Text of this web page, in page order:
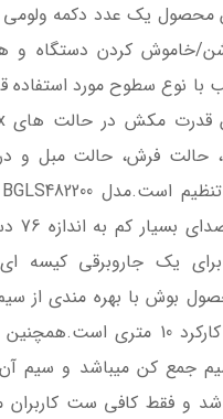
محصول یک عدد دکمه
خاموش کردن دستگاه و
نوع سطوح مورد استفاده
یک جاروبرقی کیسه
دارای شعاع کارکرد 10 متری
جمع کن میباشد و سیم
و فقط کافی ست کاربران